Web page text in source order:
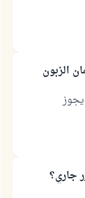
الزبون
يجوز
جاري؟